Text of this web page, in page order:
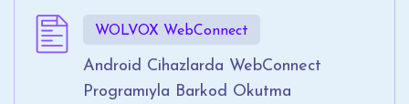
WOLVOX WebConnect
Android Cihazlarda WebConnect
Programıyla Barkod Okutma